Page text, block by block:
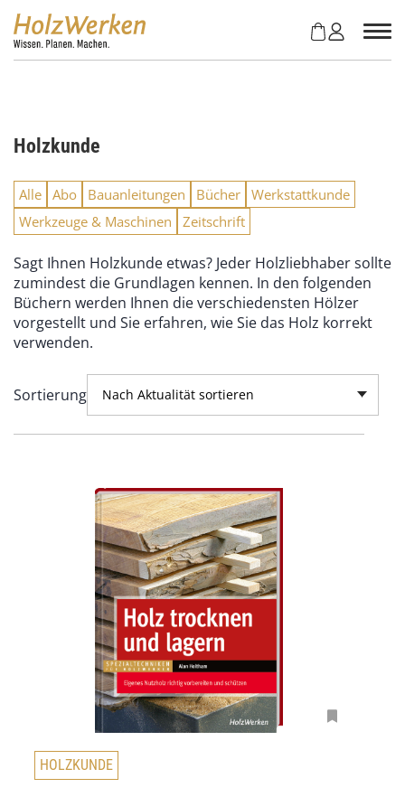
Holzkunde
Alle Abo Bauanleitungen Bücher Werkstattkunde
Werkzeuge & Maschinen
Zeitschrift
Sagt Ihnen Holzkunde etwas? Jeder Holzliebhaber sollte
zumindest die Grundlagen kennen. In den folgenden
Büchern werden Ihnen die verschiedensten Hölzer
vorgestellt und Sie erfahren, wie Sie das Holz korrekt
verwenden.
Sortierung Nach Aktualität sortieren
HOLZKUNDE